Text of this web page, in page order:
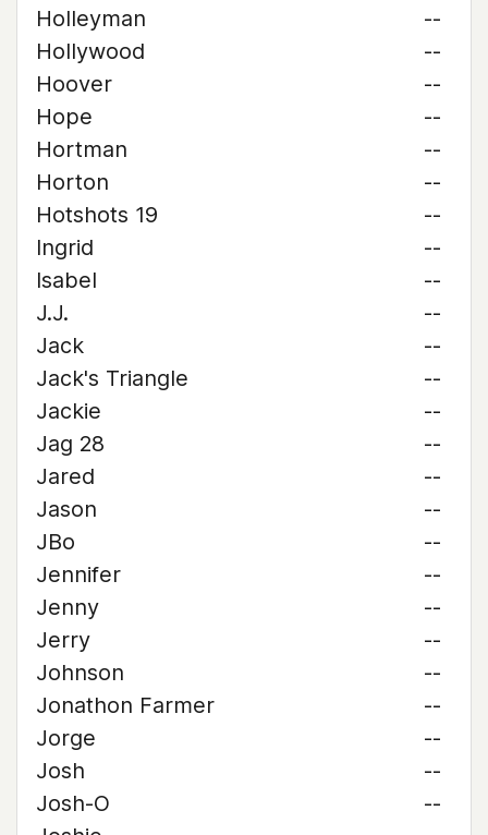
Holleyman
--
Hollywood
--
Hoover
--
Hope
--
Hortman
--
Horton
--
Hotshots 19
--
Ingrid
--
Isabel
--
J.J.
--
Jack
--
Jack's Triangle
--
Jackie
--
Jag 28
--
Jared
--
Jason
--
JBo
--
Jennifer
--
Jenny
--
Jerry
--
Johnson
--
Jonathon Farmer
--
Jorge
--
Josh
--
Josh-O
--